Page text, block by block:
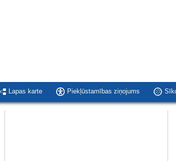
Lapas karte Piekļūstamības ziņojums